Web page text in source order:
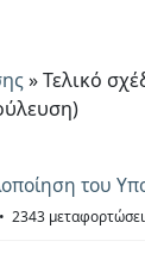
»Τελικό
του
2343